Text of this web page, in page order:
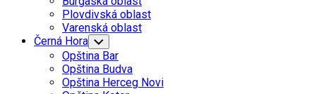
Menu
Plovdivská oblast
Varenská oblast
Černá Hora Toggle
Child
Menu
Opština Bar
Opština Budva
Opština Herceg Novi